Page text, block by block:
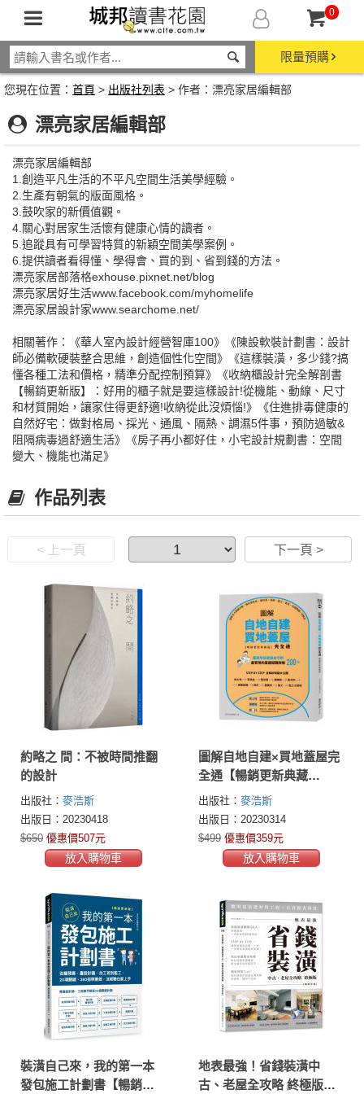
0
限量預購
您現在位置： 首頁 > 出版社列表 > 作者：漂亮家居編輯部
漂亮家居編輯部
漂亮家居編輯部
1.創造平凡生活的不平凡空間生活美學經驗。
2.生產有朝氣的版面風格。
3.鼓吹家的新價值觀。
4.關心對居家生活懷有健康心情的讀者。
5.追蹤具有可學習特質的新穎空間美學案例。
6.提供讀者看得懂、學得會、買的到、省到錢的方法。
漂亮家居部落格exhouse.pixnet.net/blog
漂亮家居好生活www.facebook.com/myhomelife
漂亮家居設計家www.searchome.net/
相關著作：《華人室內設計經營智庫100》《陳設軟裝計劃書：設計
師必備軟硬裝整合思維，創造個性化空間》《這樣裝潢，多少錢?搞
懂各種工法和價格，精準分配控制預算》《收納櫃設計完全解剖書
【暢銷更新版】：好用的櫃子就是要這樣設計!從機能、動線、尺寸
和材質開始，讓家住得更舒適!收納從此沒煩惱!》《住進排毒健康的
自然好宅：做對格局、採光、通風、隔熱、調濕5件事，預防過敏&
阻隔病毒過舒適生活》《房子再小都好住，小宅設計規劃書：空間
變大、機能也滿足》
作品列表
< 上一頁 下一頁 >
約略之 間：不被時間推翻
的設計
出版社： 麥浩斯
出版日：20230418
$650 優惠價507元
放入購物車
圖解自地自建×買地蓋屋完
全通【暢銷更新典藏
版】：掌握10大關鍵步
驟，教你買對地、蓋好
房，規劃、施工、資金、
法規問題一次解決
出版社： 麥浩斯
出版日：20230314
$499 優惠價359元
放入購物車
裝潢自己來，我的第一本
發包施工計劃書【暢銷更
地表最強！省錢裝潢中
古、老屋全攻略 終極版